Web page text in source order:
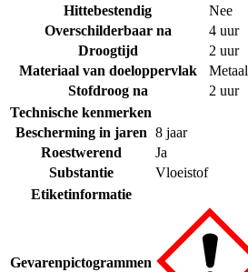
Hittebestendig
Nee
Overschilderbaar na
4 uur
Droogtijd
2 uur
Materiaal van doeloppervlak
Metaal
Stofdroog na
2 uur
Technische kenmerken
Bescherming in jaren 8 jaar
Roestwerend
Ja
Substantie
Vloeistof
Etiketinformatie
Gevarenpictogrammen